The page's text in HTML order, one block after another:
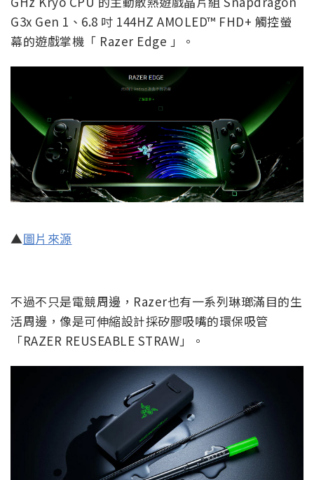
G3x Gen 1、6.8 吋 144HZ AMOLED™ FHD+ 觸控螢
幕的遊戲掌機「 Razer Edge 」。
▲圖片來源
不過不只是電競周邊，Razer也有一系列琳瑯滿目的生
活周邊，像是可伸縮設計採矽膠吸嘴的環保吸管
「RAZER REUSEABLE STRAW」。